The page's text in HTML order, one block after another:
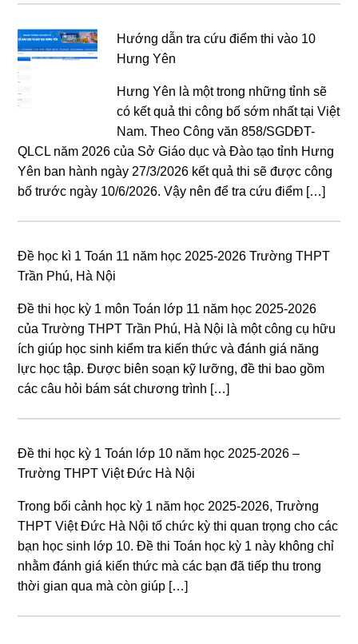
Hướng dẫn tra cứu điểm thi vào 10
Hưng Yên
Hưng Yên là một trong những tỉnh sẽ
có kết quả thi công bố sớm nhất tại Việt
Nam. Theo Công văn 858/SGDĐT-
QLCL năm 2026 của Sở Giáo dục và Đào tạo tỉnh Hưng
Yên ban hành ngày 27/3/2026 kết quả thi sẽ được công
bố trước ngày 10/6/2026. Vậy nên để tra cứu điểm […]
Đề học kì 1 Toán 11 năm học 2025-2026 Trường THPT
Trần Phú, Hà Nội
Đề thi học kỳ 1 môn Toán lớp 11 năm học 2025-2026
của Trường THPT Trần Phú, Hà Nội là một công cụ hữu
ích giúp học sinh kiểm tra kiến thức và đánh giá năng
lực học tập. Được biên soạn kỹ lưỡng, đề thi bao gồm
các câu hỏi bám sát chương trình […]
Đề thi học kỳ 1 Toán lớp 10 năm học 2025-2026 –
Trường THPT Việt Đức Hà Nội
Trong bối cảnh học kỳ 1 năm học 2025-2026, Trường
THPT Việt Đức Hà Nội tổ chức kỳ thi quan trọng cho các
bạn học sinh lớp 10. Đề thi Toán học kỳ 1 này không chỉ
nhằm đánh giá kiến thức mà các bạn đã tiếp thu trong
thời gian qua mà còn giúp […]